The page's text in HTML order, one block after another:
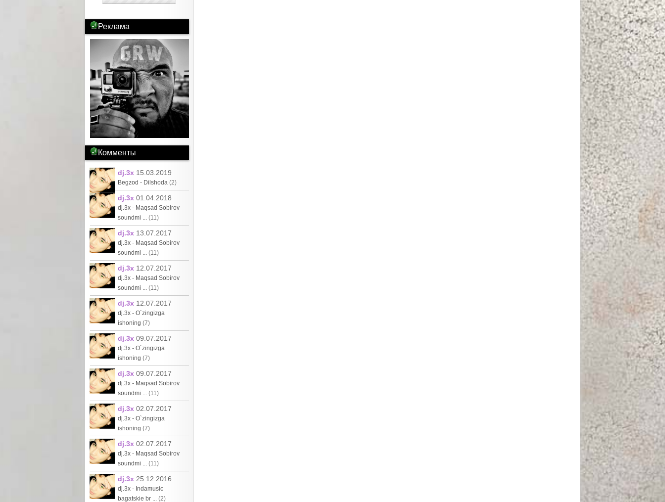
Реклама
Комменты
dj.3x 15.03.2019
Begzod - Dilshoda (2)
dj.3x 01.04.2018
dj.3x - Maqsad Sobirov
soundmi ... (11)
dj.3x 13.07.2017
dj.3x - Maqsad Sobirov
soundmi ... (11)
dj.3x 12.07.2017
dj.3x - Maqsad Sobirov
soundmi ... (11)
dj.3x 12.07.2017
dj.3x - O`zingizga
ishoning (7)
dj.3x 09.07.2017
dj.3x - O`zingizga
ishoning (7)
dj.3x 09.07.2017
dj.3x - Maqsad Sobirov
soundmi ... (11)
dj.3x 02.07.2017
dj.3x - O`zingizga
ishoning (7)
dj.3x 02.07.2017
dj.3x - Maqsad Sobirov
soundmi ... (11)
dj.3x 25.12.2016
dj.3x - Indamusic
bagatskie br ... (2)